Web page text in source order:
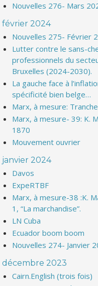
Nouvelles 276- Mars
février 2024
Nouvelles 275- Février
Lutter contre le sans-
professionnels du
Bruxelles (2024-2030).
La gauche face à
spécificité bien belge…
Marx, à mesure:
Marx, à mesure- 39: K.
1870
Mouvement ouvrier
janvier 2024
Davos
ExpeRTBF
Marx, à mesure-38 :K.
1, “La marchandise”.
LN Cuba
Ecuador boom boom
Nouvelles 274- Janvier
décembre 2023
Cairn.English (trois fois)